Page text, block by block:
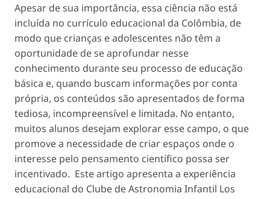
Apesar de sua importância, essa ciência não está
incluída no currículo educacional da Colômbia, de
modo que crianças e adolescentes não têm a
oportunidade de se aprofundar nesse
conhecimento durante seu processo de educação
básica e, quando buscam informações por conta
própria, os conteúdos são apresentados de forma
tediosa, incompreensível e limitada. No entanto,
muitos alunos desejam explorar esse campo, o que
promove a necessidade de criar espaços onde o
interesse pelo pensamento científico possa ser
incentivado. Este artigo apresenta a experiência
educacional do Clube de Astronomia Infantil Los